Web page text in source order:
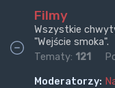
Filmy
Wszystkie
"Wejście smoka".
Tematy: 121
Moderatorzy: